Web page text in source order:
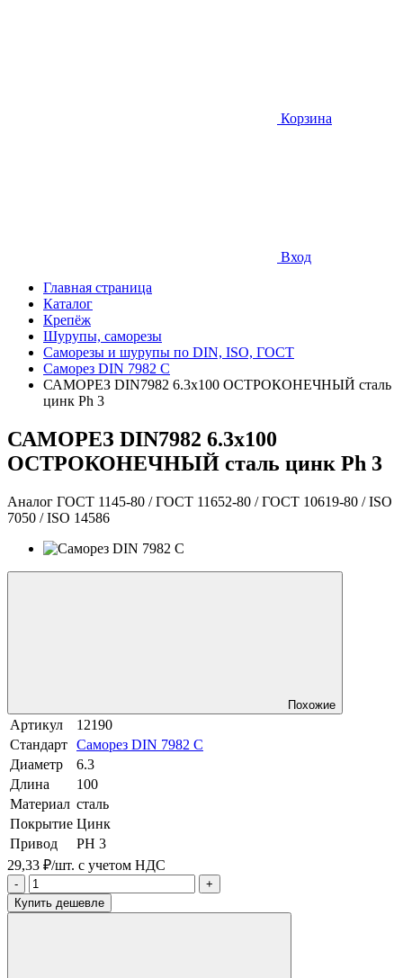
Корзина
Вход
Главная страница
Каталог
Крепёж
Шурупы, саморезы
Саморезы и шурупы по DIN, ISO, ГОСТ
Саморез DIN 7982 C
САМОРЕЗ DIN7982 6.3х100 ОСТРОКОНЕЧНЫЙ сталь
цинк Ph 3
САМОРЕЗ DIN7982 6.3х100
ОСТРОКОНЕЧНЫЙ сталь цинк Ph 3
Аналог ГОСТ 1145-80 / ГОСТ 11652-80 / ГОСТ 10619-80 / ISO
7050 / ISO 14586
Похожие
Артикул
12190
Стандарт Саморез DIN 7982 C
Диаметр
6.3
Длина
100
Материал сталь
Покрытие Цинк
Привод
PH 3
29,33 ₽/шт. с учетом НДС
-
+
Купить дешевле